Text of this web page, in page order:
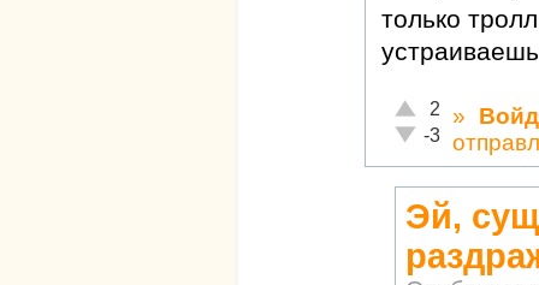
только
Отлично!
2
Неадекватно!
-3
»
Эй,